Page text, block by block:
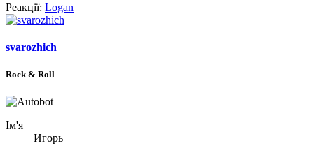
Реакції: Logan
svarozhich
Rock & Roll
Ім'я
Игорь